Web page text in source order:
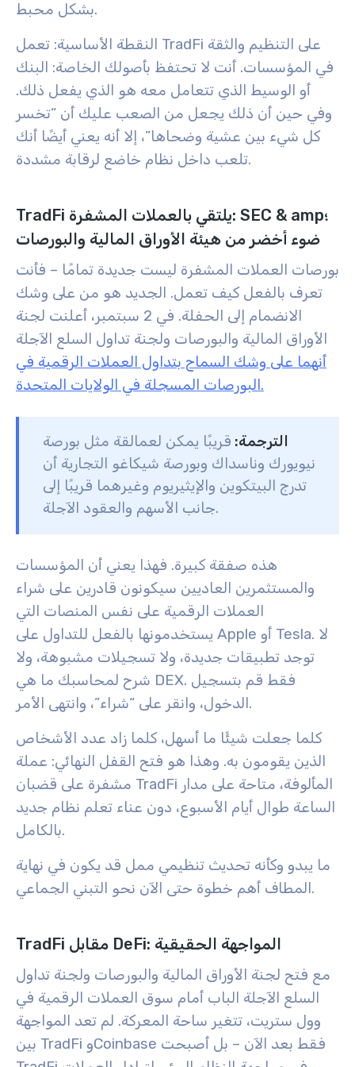
بشكل محبط.
النقطة الأساسية: تعمل TradFi على التنظيم والثقة
في المؤسسات. أنت لا تحتفظ بأصولك الخاصة: البنك
أو الوسيط الذي تتعامل معه هو الذي يفعل ذلك.
وفي حين أن ذلك يجعل من الصعب عليك أن “تخسر
كل شيء بين عشية وضحاها”، إلا أنه يعني أيضًا أنك
تلعب داخل نظام خاضع لرقابة مشددة.
TradFi يلتقي بالعملات المشفرة: SEC & amp؛
ضوء أخضر من هيئة الأوراق المالية والبورصات
بورصات العملات المشفرة ليست جديدة تمامًا – فأنت
تعرف بالفعل كيف تعمل. الجديد هو من على وشك
الانضمام إلى الحفلة. في 2 سبتمبر، أعلنت لجنة
الأوراق المالية والبورصات ولجنة تداول السلع الآجلة
أنهما على وشك السماح بتداول العملات الرقمية في
البورصات المسجلة في الولايات المتحدة.
الترجمة: قريبًا يمكن لعمالقة مثل بورصة
نيويورك وناسداك وبورصة شيكاغو التجارية أن
تدرج البيتكوين والإيثيريوم وغيرهما قريبًا إلى
جانب الأسهم والعقود الآجلة.
هذه صفقة كبيرة. فهذا يعني أن المؤسسات
والمستثمرين العاديين سيكونون قادرين على شراء
العملات الرقمية على نفس المنصات التي
يستخدمونها بالفعل للتداول على Apple أو Tesla. لا
توجد تطبيقات جديدة، ولا تسجيلات مشبوهة، ولا
شرح لمحاسبك ما هي DEX. فقط قم بتسجيل
الدخول، وانقر على “شراء”، وانتهى الأمر.
كلما جعلت شيئًا ما أسهل، كلما زاد عدد الأشخاص
الذين يقومون به. وهذا هو فتح القفل النهائي: عملة
مشفرة على قضبان TradFi المألوفة، متاحة على مدار
الساعة طوال أيام الأسبوع، دون عناء تعلم نظام جديد
بالكامل.
ما يبدو وكأنه تحديث تنظيمي ممل قد يكون في نهاية
المطاف أهم خطوة حتى الآن نحو التبني الجماعي.
TradFi مقابل DeFi: المواجهة الحقيقية
مع فتح لجنة الأوراق المالية والبورصات ولجنة تداول
السلع الآجلة الباب أمام سوق العملات الرقمية في
وول ستريت، تتغير ساحة المعركة. لم تعد المواجهة
بين TradFi وCoinbase فقط بعد الآن – بل أصبحت